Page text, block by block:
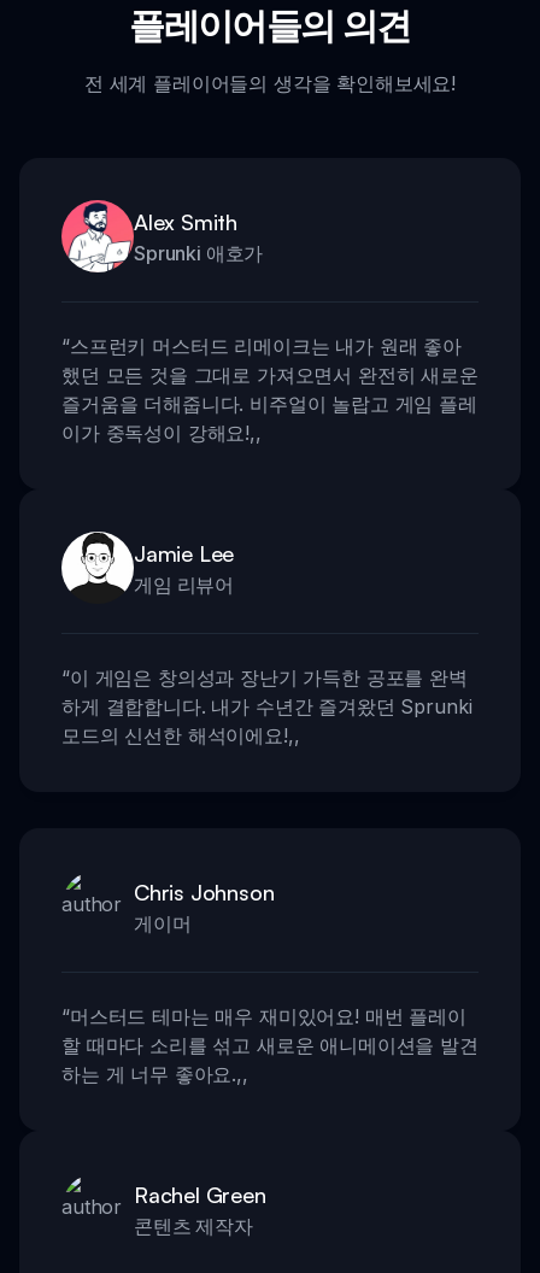
플레이어들의 의견
전 세계 플레이어들의 생각을 확인해보세요!
Alex Smith
Sprunki 애호가
“스프런키 머스터드 리메이크는 내가 원래 좋아
했던 모든 것을 그대로 가져오면서 완전히 새로운
즐거움을 더해줍니다. 비주얼이 놀랍고 게임 플레
이가 중독성이 강해요!,,
Jamie Lee
게임 리뷰어
“이 게임은 창의성과 장난기 가득한 공포를 완벽
하게 결합합니다. 내가 수년간 즐겨왔던 Sprunki
모드의 신선한 해석이에요!,,
Chris Johnson
게이머
“머스터드 테마는 매우 재미있어요! 매번 플레이
할 때마다 소리를 섞고 새로운 애니메이션을 발견
하는 게 너무 좋아요.,,
Rachel Green
콘텐츠 제작자